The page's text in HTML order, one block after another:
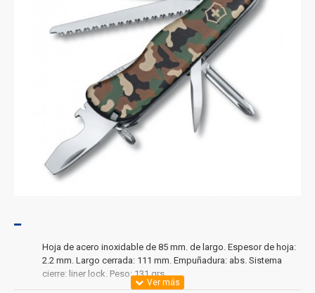
Hoja de acero inoxidable de 85 mm. de largo. Espesor de hoja:
2.2 mm. Largo cerrada: 111 mm. Empuñadura: abs. Sistema
cierre: liner lock. Peso: 131 grs.